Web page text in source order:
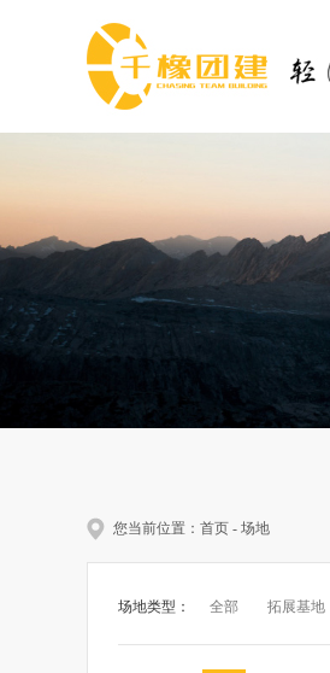
您当前位置： 首页 - 场地
场地类型： 全部 拓展基地